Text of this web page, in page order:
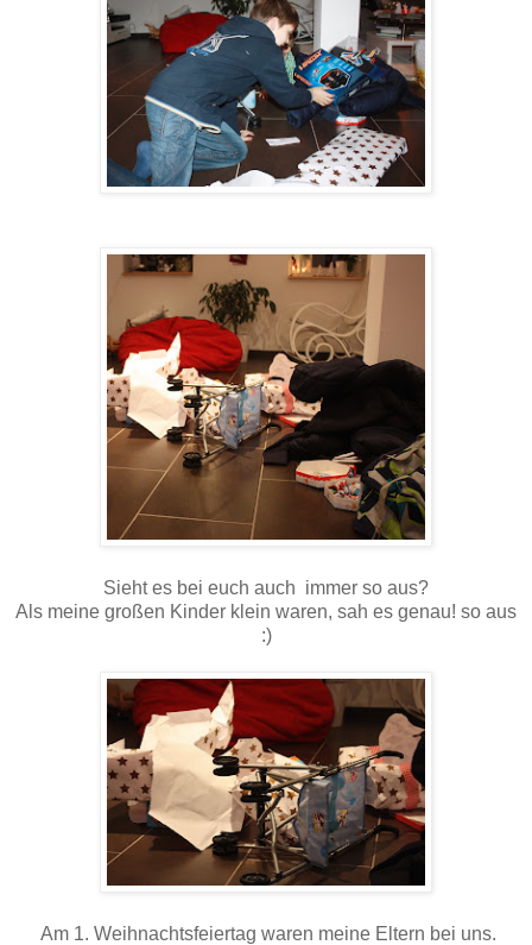
Sieht es bei euch auch immer so aus?
Als meine großen Kinder klein waren, sah es genau! so aus
:)
Am 1. Weihnachtsfeiertag waren meine Eltern bei uns.